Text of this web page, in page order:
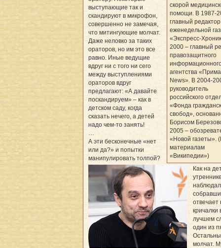
скорой
помощи. В 1987-
главный редактор
еженедельной
«Экспресс-
2000 – главный
правозащитного
агентства
News». В 2004-
руководитель
российского
«Фонда
свобод»,
Борисом
2005 –
«Новой газеты».
материалам
«Википедии»)
выступающие так и
скандируют в микрофон,
совершенно не замечая,
что митингующие молчат.
Даже неловко за таких
ораторов, но им это все
равно. Иные ведущие
вдруг ни с того ни сего
между выступлениями
ораторов вдруг
предлагают: «А давайте
поскандируем» – как в
детском саду, когда
сказать нечего, а детей
надо чем-то занять!
А эти бесконечные «нет
или да?» и попытки
манипулировать толпой?
Как на
отвечает
кричалки
лучшем
один из
молчат.